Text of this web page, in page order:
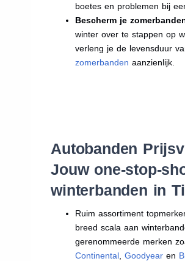
boetes en problemen bij
Bescherm je
winter over te stappen op
verleng je de levensduur
zomerbanden aanzienlijk.
Autobanden
Jouw one-stop-
winterbanden in
Ruim assortiment
breed scala aan
gerenommeerde merken
Continental ,Goodyear en